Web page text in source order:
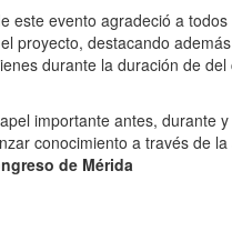
este evento agradeció a
proyecto, destacando
durante la duración de
importante antes, durante
conocimiento a través de
de Mérida